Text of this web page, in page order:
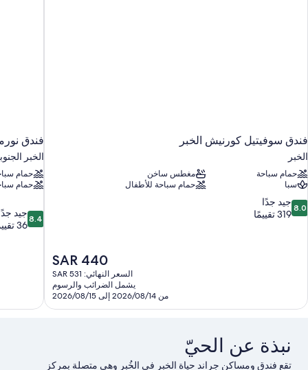
فندق سوفيتيل كورنيش الخبر
الخبر
حمام سباحة
مغطس ساخن
سبا
حمام سباحة للأطفال
8.0
من
8.0 جيد جدًا
319 تقييمًا
السعر
الحالي
هو
SAR
440
SAR 440
السعر النهائي: SAR 531
يشمل الضرائب والرسوم
من 2026/08/14 إلى 2026/08/15
فندق
الخبر
حمام
حمام
8.4
من
8.4 جيد
36 تقييمًا
نبذة عن الحيّ
تقع فندق ومساكن جراند حياة الخبر في الخُبر وهي متصلة بمركز